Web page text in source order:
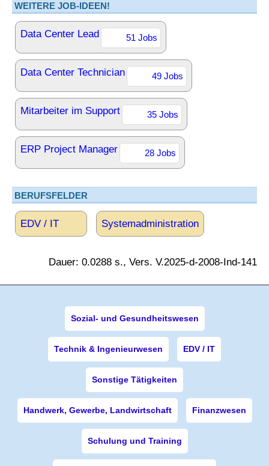
WEITERE JOB-IDEEN!
Data Center Lead 51 Jobs
Data Center Technician 49 Jobs
Mitarbeiter im Support 35 Jobs
ERP Project Manager 28 Jobs
BERUFSFELDER
EDV / IT Systemadministration
Dauer: 0.0288 s., Vers. V.2025-d-2008-Ind-141
Sozial- und Gesundheitswesen
Technik & Ingenieurwesen EDV / IT
Sonstige Tätigkeiten
Handwerk, Gewerbe, Landwirtschaft Finanzwesen
Schulung und Training